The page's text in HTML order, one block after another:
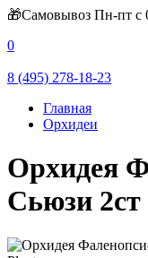
🎁Самовывоз Пн-пт с
0
8 (495) 278-18-23
Главная
Орхидеи
Орхидея
Сьюзи 2ст